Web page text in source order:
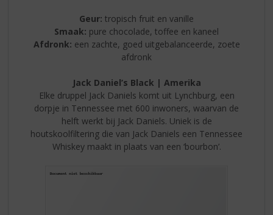
Geur: tropisch fruit en vanille
Smaak: pure chocolade, toffee en kaneel
Afdronk: een zachte, goed uitgebalanceerde, zoete
afdronk
Jack Daniel’s Black | Amerika
Elke druppel Jack Daniels komt uit Lynchburg, een
dorpje in Tennessee met 600 inwoners, waarvan de
helft werkt bij Jack Daniels. Uniek is de
houtskoolfiltering die van Jack Daniels een Tennessee
Whiskey maakt in plaats van een ‘bourbon’.